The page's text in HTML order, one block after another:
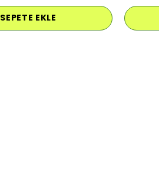
SEPETE EKLE